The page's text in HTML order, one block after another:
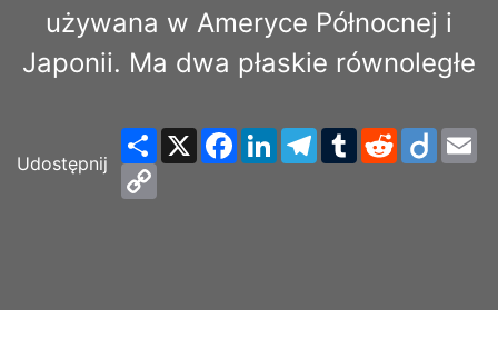
używana w Ameryce Północnej i
Japonii. Ma dwa płaskie równoległe
Udostępnij
ShareX Facebook
LinkedInTelegram
TumblrRedditDiigo